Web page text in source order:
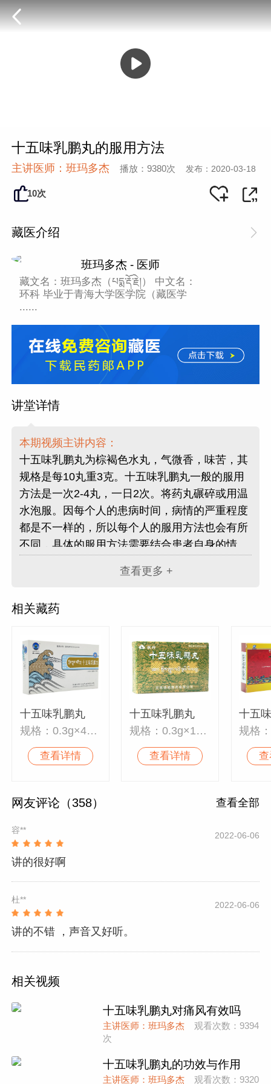
十五味乳鹏丸的服用方法
主讲医师：班玛多杰 播放：9380次 发布：2020-03-18
10次
藏医介绍
班玛多杰 - 医师
藏文名：班玛多杰（པདྨ་རྡོ་རྗེ།） 中文名：
环科 毕业于青海大学医学院（藏医学
......
讲堂详情
本期视频主讲内容：
十五味乳鹏丸为棕褐色水丸，气微香，味苦，其
规格是每10丸重3克。十五味乳鹏丸一般的服用
方法是一次2-4丸，一日2次。将药丸碾碎或用温
水泡服。因每个人的患病时间，病情的严重程度
都是不一样的，所以每个人的服用方法也会有所
不同，具体的服用方法需要结合患者自身的情
间应注意，十五味乳鹏丸在临床应用中，部分患
心等症状者，出现以上症状的患者应减量或是停
用，因此，在服用十五味乳鹏丸时，可以下载“民
药郎”APP咨询藏医！
查看更多 +
相关藏药
十五味乳鹏丸
规格：0.3g×48丸
查看详情
十五味乳鹏丸
规格：0.3g×15丸
查看详情
十五
规格
网友评论（358） 查看全部
容**
2022-06-06
讲的很好啊
杜**
2022-06-06
讲的不错 ，声音又好听。
相关视频
十五味乳鹏丸对痛风有效吗
主讲医师：班玛多杰
观看次数：9394
次
十五味乳鹏丸的功效与作用
主讲医师：班玛多杰 观看次数：9320